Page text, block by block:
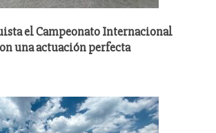
el Campeonato Internacional
una actuación perfecta